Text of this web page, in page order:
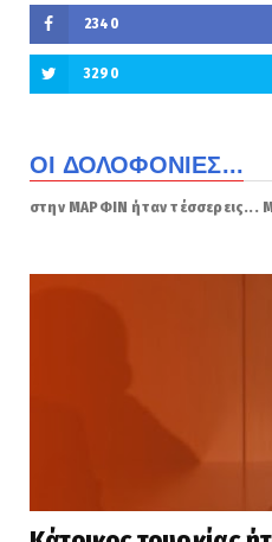
2340
3290
ΟΙ ΔΟΛΟΦΟΝΙΕΣ...
στην ΜΑΡΦΙΝ ήταν τέσσερεις...